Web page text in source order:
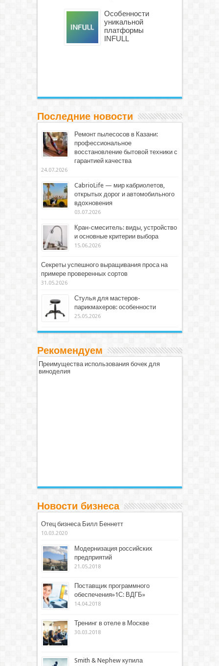
Особенности
уникальной
платформы
INFULL
Последние новости
Ремонт пылесосов в Казани:
профессиональное
восстановление бытовой техники с
гарантией качества
24.07.2026
CabrioLife — мир кабриолетов,
открытых дорог и автомобильного
вдохновения
03.07.2026
Кран-смеситель: виды, устройство
и основные критерии выбора
15.06.2026
Секреты успешного выращивания проса на
примере проверенных сортов
31.05.2026
Стулья для мастеров-
парикмахеров: особенности
25.05.2026
Рекомендуем
Преимущества использования бочек для
виноделия
Новости бизнеса
Отец бизнеса Билл Беннетт
10.03.2020
Модернизация российских
предприятий
21.05.2018
Поставщик программного
обеспечения»1С: ВДГБ»
14.04.2018
Тренинг в отеле в Москве
30.03.2018
Smith & Nephew купила